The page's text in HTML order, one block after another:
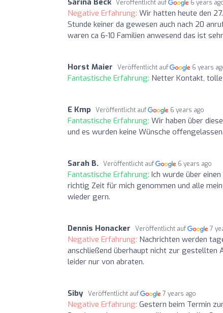
Sarina Beck Veröffentlicht auf 6 years
Negative Erfahrung: Wir hatten heute den
Stunde keiner da gewesen auch nach 20
waren ca 6-10 Familien anwesend das ist
Horst Maier Veröffentlicht auf 6 years
Fantastische Erfahrung: Netter Kontakt,
E Kmp Veröffentlicht auf 6 years ago
Fantastische Erfahrung: Wir haben über
und es wurden keine Wünsche offengelassen.
Sarah B. Veröffentlicht auf 6 years ago
Fantastische Erfahrung: Ich wurde über
richtig Zeit für mich genommen und alle
wieder gern.
Dennis Honacker Veröffentlicht auf 7
Negative Erfahrung: Nachrichten werden
anschließend überhaupt nicht zur gestellten
leider nur von abraten.
Siby Veröffentlicht auf 7 years ago
Negative Erfahrung: Gestern beim Termin